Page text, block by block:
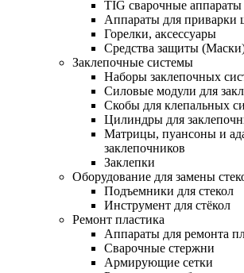
TIG сварочные аппараты
Аппараты для приварки
Горелки, аксессуары
Средства защиты
Заклепочные системы
Наборы заклепочных
Силовые модули для
Скобы для клепальных
Цилиндры для
Матрицы, пуансоны и
заклепочников
Заклепки
Оборудование для замены
Подъемники для стекол
Инструмент для стёкол
Ремонт пластика
Аппараты для ремонта
Сварочные стержни
Армирующие сетки